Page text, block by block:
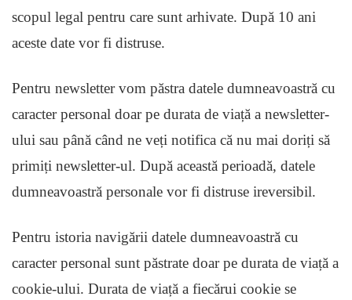
scopul legal pentru care sunt arhivate. După 10 ani
aceste date vor fi distruse.
Pentru newsletter vom păstra datele dumneavoastră cu
caracter personal doar pe durata de viață a newsletter-
ului sau până când ne veți notifica că nu mai doriți să
primiți newsletter-ul. După această perioadă, datele
dumneavoastră personale vor fi distruse ireversibil.
Pentru istoria navigării datele dumneavoastră cu
caracter personal sunt păstrate doar pe durata de viață a
cookie-ului. Durata de viață a fiecărui cookie se